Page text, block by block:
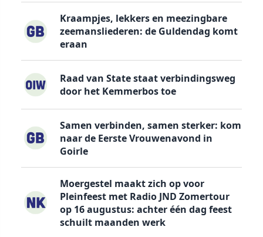
Kraampjes, lekkers en meezingbare
zeemansliederen: de Guldendag komt
eraan
Raad van State staat verbindingsweg
door het Kemmerbos toe
Samen verbinden, samen sterker: kom
naar de Eerste Vrouwenavond in
Goirle
Moergestel maakt zich op voor
Pleinfeest met Radio JND Zomertour
op 16 augustus: achter één dag feest
schuilt maanden werk